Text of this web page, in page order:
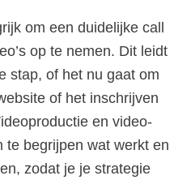
om een duidelijke call
op te nemen. Dit leidt
stap, of het nu gaat om
of het inschrijven
en video-
te begrijpen wat werkt en
zodat je je strategie